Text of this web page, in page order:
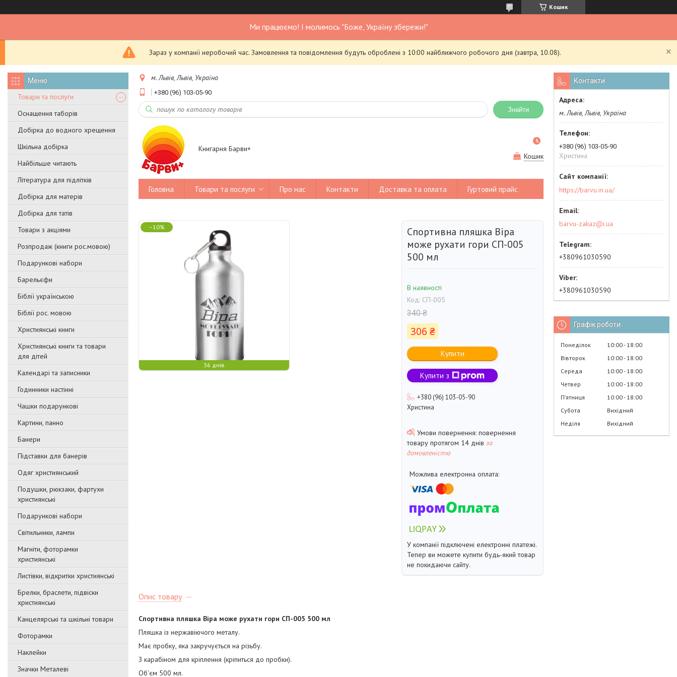
Кошик
Ми працюємо! І молимось "Боже, Україну збережи!"
Зараз у компанії неробочий час. Замовлення та повідомлення будуть оброблені з 10:00 найближчого робочого дня (завтра, 10.08).
Товари та послуги
Оснащення таборів
Добірка до водного хрещення
Шкільна добірка
Найбільше читають
Література для підлітків
Добірка для матерів
Добірка для татів
Товари з акціями
Розпродаж (книги рос.мовою)
Подарункові набори
Барельєфи
Біблії українською
Біблії рос. мовою
Християнські книги
Християнські книги та товари
для дітей
Календарі та записники
Годинники настінні
Чашки подарункові
Картини, панно
Банери
Підставки для банерів
Одяг християнський
Подушки, рюкзаки, фартухи
християнські
Подарункові набори
Світильники, лампи
Магніти, фоторамки
християнські
Листівки, відкритки християнські
Брелки, браслети, підвіски
християнські
Канцелярські та шкільні товари
Фоторамки
Наклейки
Значки Металеві
м. Львів, Львів, Україна
+380 (96) 103-05-90
Знайти
Книгарня Барви+
Кошик
Головна Товари та послуги Про нас Контакти Доставка та оплата Гуртовий прайс
–10%
36 днів
Спортивна пляшка Віра
може рухати гори СП-005
500 мл
В наявності
Код: СП-005
340 ₴
306 ₴
Купити
Купити з
+380 (96) 103-05-90
Христина
повернення
товару протягом 14 днів за
домовленістю
У компанії підключені електронні платежі.
Тепер ви можете купити будь-який товар
не покидаючи сайту.
Опис товару
Спортивна пляшка Віра може рухати гори СП-005 500 мл
Пляшка із нержавіючого металу.
Має пробку, яка закручується на різьбу.
З карабіном для кріплення (кріпиться до пробки).
Об'єм 500 мл.
Контакти
м. Львів, Львів, Україна
+380 (96) 103-05-90
Христина
https://barvu.in.ua/
barvu-zakaz@i.ua
+380961030590
+380961030590
Графік роботи
Понеділок 10:00 18:00
Вівторок
10:00 18:00
Середа
10:00 18:00
Четвер
10:00 18:00
Пʼятниця
10:00 18:00
Субота
Вихідний
Неділя
Вихідний